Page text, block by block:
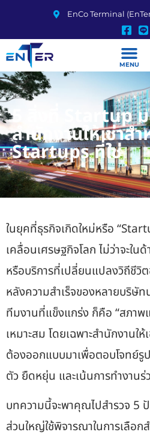
EnCo Terminal
MENU
5 สิ่งที่ Startup ม
สำนักงานให้เช่าส
Startups ที่ใช่
ในยุคที่ธุรกิจเกิดใหม่หรือ
เคลื่อนเศรษฐกิจโลก ไม่ว่าจะใน
หรือบริการที่เปลี่ยนแปลงวิถีชีวิ
หลังความสำเร็จของหลายบริษัท
ทีมงานที่แข็งแกร่ง ก็คือ “สภาพ
เหมาะสม โดยเฉพาะสำนักงานใ
ต้องออกแบบมาเพื่อตอบโจทย์
ตัว ยืดหยุ่น และเน้นการทำงาน
บทความนี้จะพาคุณไปสำรวจ
ส่วนใหญ่ใช้พิจารณาในการเลือก